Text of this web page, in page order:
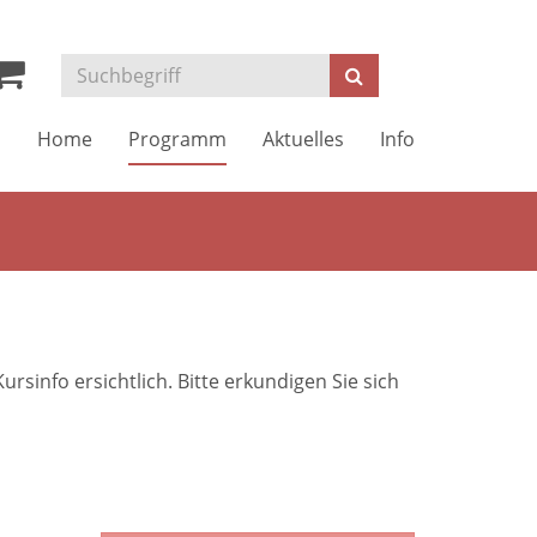
Kurse
suchen
Suchen
Home Programm Aktuelles Info
ersichtlich. Bitte erkundigen Sie sich